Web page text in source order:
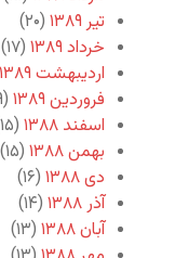
تیر ۱۳۸۹
(۲۰)
خرداد ۱۳۸۹
(۱۷)
اردیبهشت ۱۳۸۹
فروردین ۱۳۸۹
(۹)
اسفند ۱۳۸۸
(۱۵)
بهمن ۱۳۸۸
(۱۵)
دی ۱۳۸۸
(۱۶)
آذر ۱۳۸۸
(۱۴)
آبان ۱۳۸۸
(۱۳)